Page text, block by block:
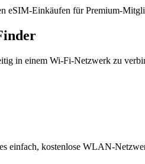
eSIM-Einkäufen für Premium-
in einem Wi-Fi-Netzwerk zu
einfach, kostenlose WLAN-